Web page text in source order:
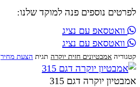
לפרטים נוספים פנה למוקד שלנו:
וואטסאפ עם נציג
וואטסאפ עם נציג
קטגוריה אמבטיונים חזית יוקרה תגית הצעת מחיר
אמבטיון יוקרה דגם 315